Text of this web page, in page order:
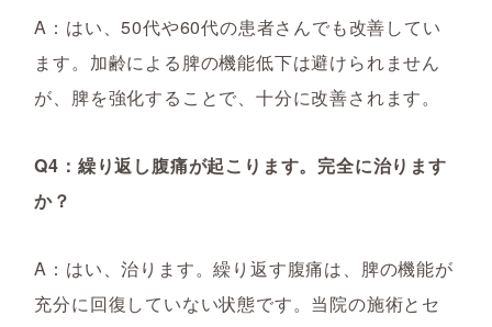
A：はい、50代や60代の患者さんでも改善してい
ます。加齢による脾の機能低下は避けられません
が、脾を強化することで、十分に改善されます。
Q4：繰り返し腹痛が起こります。完全に治ります
か？
A：はい、治ります。繰り返す腹痛は、脾の機能が
充分に回復していない状態です。当院の施術とセ